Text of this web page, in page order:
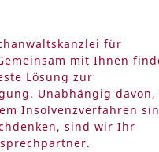
für
mit Ihnen
Lösung zur
Unabhängig davon,
Insolvenzverfahren
sind wir Ihr